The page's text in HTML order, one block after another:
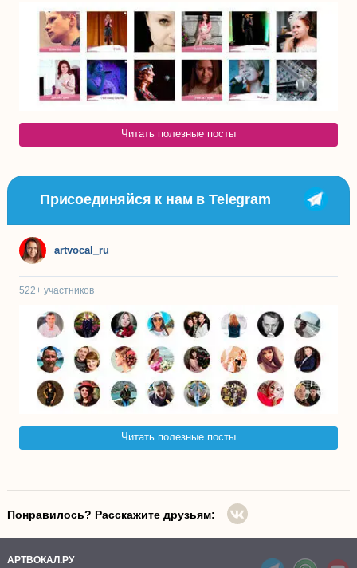
Читать полезные посты
Присоединяйся к нам в Telegram
artvocal_ru
522+ участников
Читать полезные посты
Понравилось? Расскажите друзьям:
АРТВОКАЛ.РУ